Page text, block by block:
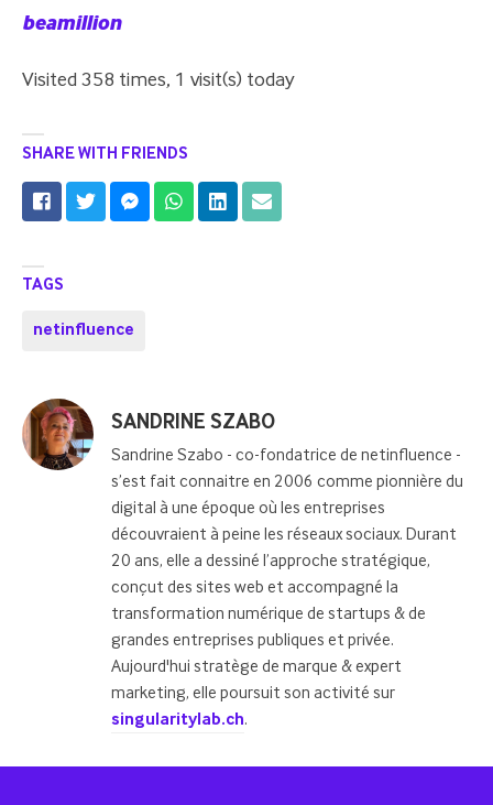
beamillion
Visited 358 times, 1 visit(s) today
SHARE WITH FRIENDS
TAGS
netinfluence
Posted
by
SANDRINE SZABO
Sandrine Szabo - co-fondatrice de netinfluence -
s’est fait connaitre en 2006 comme pionnière du
digital à une époque où les entreprises
découvraient à peine les réseaux sociaux. Durant
20 ans, elle a dessiné l’approche stratégique,
conçut des sites web et accompagné la
transformation numérique de startups & de
grandes entreprises publiques et privée.
Aujourd'hui stratège de marque & expert
marketing, elle poursuit son activité sur
singularitylab.ch.